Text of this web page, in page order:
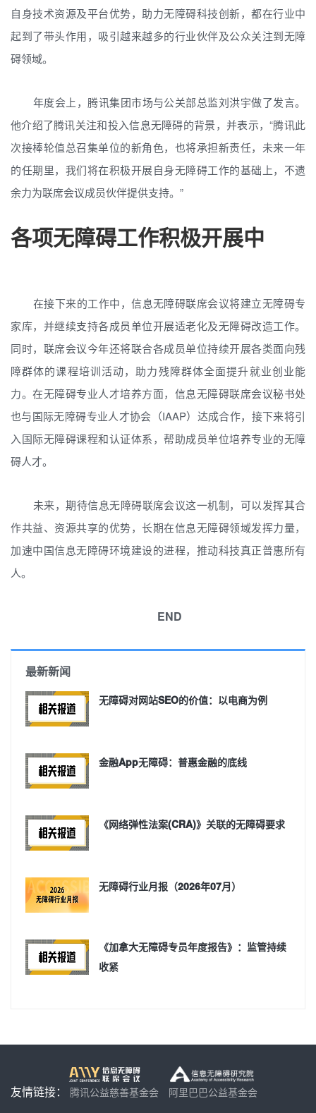
自身技术资源及平台优势，助力无障碍科技创新，都在行业中
起到了带头作用，吸引越来越多的行业伙伴及公众关注到无障
碍领域。
年度会上，腾讯集团市场与公关部总监刘洪宇做了发言。
他介绍了腾讯关注和投入信息无障碍的背景，并表示，“腾讯此
次接棒轮值总召集单位的新角色，也将承担新责任，未来一年
的任期里，我们将在积极开展自身无障碍工作的基础上，不遗
余力为联席会议成员伙伴提供支持。”
各项无障碍工作积极开展中
在接下来的工作中，信息无障碍联席会议将建立无障碍专
家库，并继续支持各成员单位开展适老化及无障碍改造工作。
同时，联席会议今年还将联合各成员单位持续开展各类面向残
障群体的课程培训活动，助力残障群体全面提升就业创业能
力。在无障碍专业人才培养方面，信息无障碍联席会议秘书处
也与国际无障碍专业人才协会（IAAP）达成合作，接下来将引
入国际无障碍课程和认证体系，帮助成员单位培养专业的无障
碍人才。
未来，期待信息无障碍联席会议这一机制，可以发挥其合
作共益、资源共享的优势，长期在信息无障碍领域发挥力量，
加速中国信息无障碍环境建设的进程，推动科技真正普惠所有
人。
END
最新新闻
无障碍对网站SEO的价值：以电商为例
金融App无障碍：普惠金融的底线
《网络弹性法案(CRA)》关联的无障碍要求
无障碍行业月报（2026年07月）
《加拿大无障碍专员年度报告》：监管持续
收紧
友情链接： 腾讯公益慈善基金会 阿里巴巴公益基金会